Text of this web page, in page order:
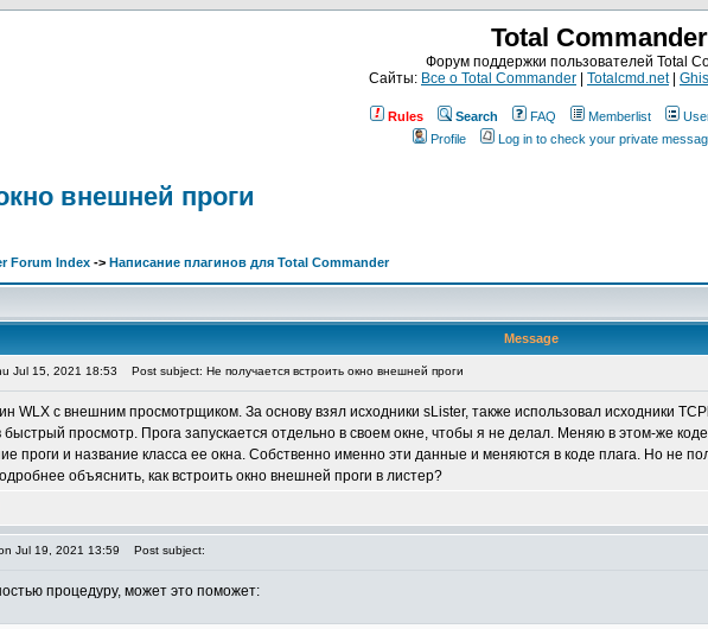
Total Commander
Форум поддержки пользователей Total
Сайты: Все о Total Commander Totalcmd.net|
Rules Search FAQ Memberlist
Profile
Log in to check your private
внешней проги
Forum Index -> Написание плагинов для Total Commander
Message
Jul 15, 2021 18:53 Post subject: Не получается встроить окно внешней проги
WLX с внешним просмотрщиком. За основу взял исходники sLister, также использовал исходники
быстрый просмотр. Прога запускается отдельно в своем окне, чтобы я не делал. Меняю в этом-же
проги и название класса ее окна. Собственно именно эти данные и меняются в коде плага. Но не
объяснить, как встроить окно внешней проги в листер?
Jul 19, 2021 13:59 Post subject:
процедуру, может это поможет: